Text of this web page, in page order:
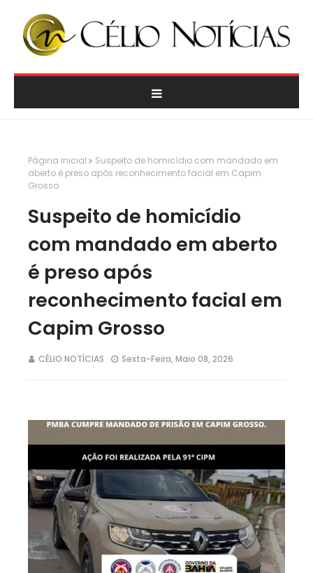
Página inicial
Suspeito de homicídio com mandado em
aberto é preso após reconhecimento facial em Capim
Grosso
Suspeito de homicídio
com mandado em aberto
é preso após
reconhecimento facial em
Capim Grosso
CÉLIO NOTÍCIAS Sexta-Feira, Maio 08, 2026